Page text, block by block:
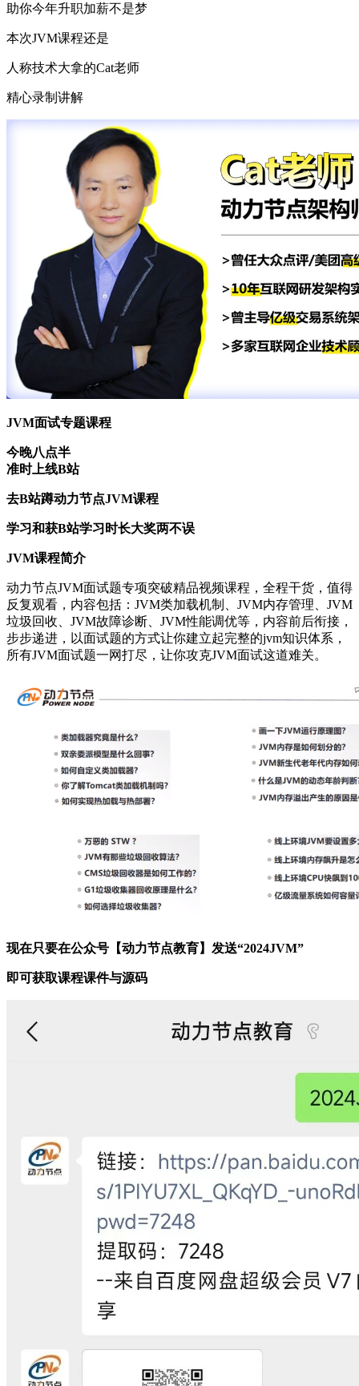
助你今年升职加薪不是梦
本次JVM课程还是
人称技术大拿的Cat老师
精心录制讲解
JVM面试专题课程
今晚八点半
准时上线B站
去B站蹲动力节点JVM课程
学习和获B站学习时长大奖两不误
JVM课程简介
动力节点JVM面试题专项突破精品视频课程，全程干货，值得
反复观看，内容包括：JVM类加载机制、JVM内存管理、JVM
垃圾回收、JVM故障诊断、JVM性能调优等，内容前后衔接，
步步递进，以面试题的方式让你建立起完整的jvm知识体系，
所有JVM面试题一网打尽，让你攻克JVM面试这道难关。
现在只要在公众号【动力节点教育】发送“2024JVM”
即可获取课程课件与源码